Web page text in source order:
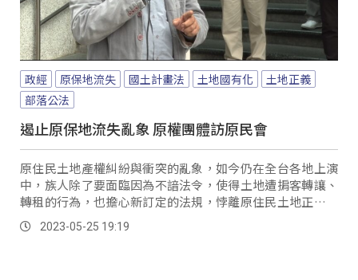
政經 原保地流失 國土計畫法 土地國有化
土地正義
部落公法
遏止原保地流失亂象 原權團體訪原民會
原住民土地產權糾紛與衝突的亂象，如今仍在全台各地上演
中，族人除了要面臨因為不諳法令，使得土地遭掮客轉讓、
轉租的行為，也擔心新訂定的法規，悖離原住民土地正義，
就有原權團體，特地到原民會表達訴求，要求加強嚴格監督
與把關，並委任前台南縣長蘇煥智做為原住民人權律師。
2023-05-25 19:19